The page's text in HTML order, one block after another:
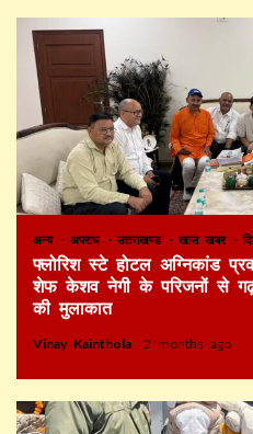
अन्य अपराध उत्तराखण्ड खास खबर
फ्लोरिश स्टे होटल अग्निकांड
शेफ केशव नेगी के परिजनों से
की मुलाकात
Vinay Kainthola 2 months ago